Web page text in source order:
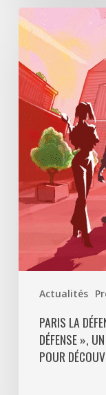
Actualités
Paris
La
Défense
lance
«
Disparition
Défense
un
jeu
d’enquête
à
ciel
découvrir
quartier
PARIS LA
DÉFENSE »,
POUR